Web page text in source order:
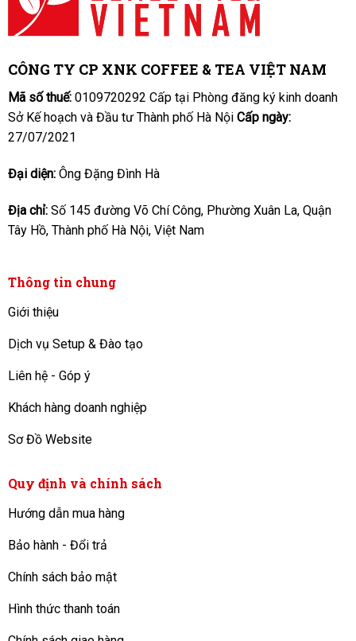
CÔNG TY CP XNK COFFEE & TEA VIỆT NAM
Mã số thuế:0109720292 Cấp tại Phòng đăng ký kinh doanh
Sở Kế hoạch và Đầu tư Thành phố Hà Nội Cấp ngày:
27/07/2021
Đại diện: Ông Đặng Đình Hà
Địa chỉ: Số 145 đường Võ Chí Công, Phường Xuân La, Quận
Tây Hồ, Thành phố Hà Nội, Việt Nam
Thông tin chung
Giới thiệu
Dịch vụ Setup & Đào tạo
Liên hệ - Góp ý
Khách hàng doanh nghiệp
Sơ Đồ Website
Quy định và chính sách
Hướng dẫn mua hàng
Bảo hành - Đổi trả
Chính sách bảo mật
Hình thức thanh toán